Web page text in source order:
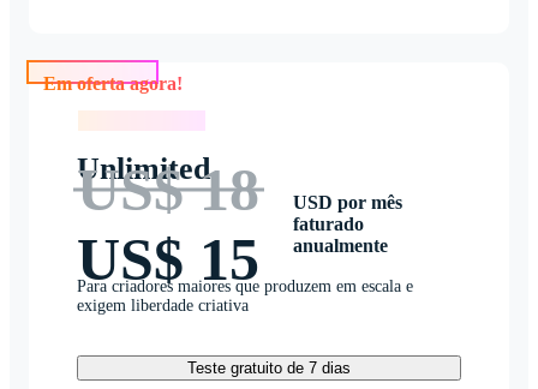
Unlimited
US$ 18
US$ 15
USD por mês
faturado
anualmente
Para criadores maiores que produzem em escala e
exigem liberdade criativa
Teste gratuito de 7 dias